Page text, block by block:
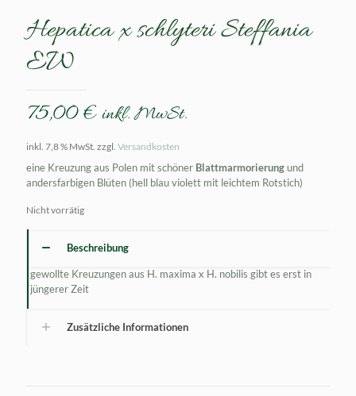
Hepatica x schlyteri Steffania
EW
75,00€ inkl. MwSt.
inkl. 7,8 % MwSt. zzgl. Versandkosten
eine Kreuzung aus Polen mit schöner Blattmarmorierungund
andersfarbigen Blüten (hell blau violett mit leichtem Rotstich)
Nicht vorrätig
Beschreibung
gewollte Kreuzungen aus H. maxima x H. nobilis gibt es erst in
jüngerer Zeit
Zusätzliche Informationen